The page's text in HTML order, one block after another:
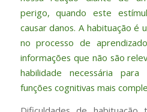
perigo, quando este
causar danos. A habituação é
no processo de
informações que não são
habilidade necessária
funções cognitivas mais